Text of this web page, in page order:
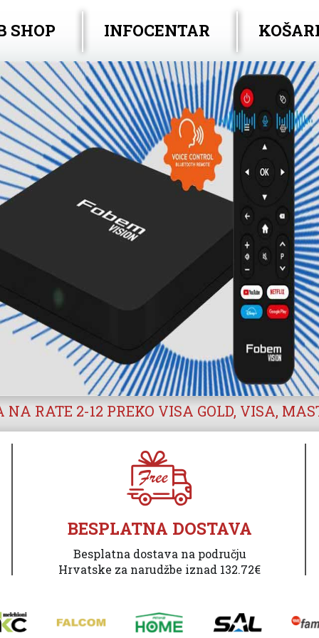
SHOP INFOCENTAR
NA RATE 2-12 PREKO VISA GOLD, VISA,
BESPLATNA DOSTAVA
Besplatna dostava na području
Hrvatske za narudžbe iznad 132.72€